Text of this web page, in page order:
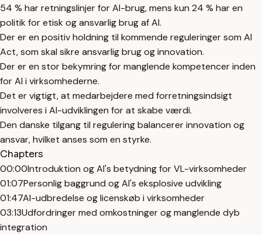
54 % har retningslinjer for AI-brug, mens kun 24 % har en
politik for etisk og ansvarlig brug af AI.
Der er en positiv holdning til kommende reguleringer som AI
Act, som skal sikre ansvarlig brug og innovation.
Der er en stor bekymring for manglende kompetencer inden
for AI i virksomhederne.
Det er vigtigt, at medarbejdere med forretningsindsigt
involveres i AI-udviklingen for at skabe værdi.
Den danske tilgang til regulering balancerer innovation og
ansvar, hvilket anses som en styrke.
Chapters
00:00Introduktion og AI's betydning for VL-virksomheder
01:07Personlig baggrund og AI's eksplosive udvikling
01:47AI-udbredelse og licenskøb i virksomheder
03:13Udfordringer med omkostninger og manglende dyb
integration